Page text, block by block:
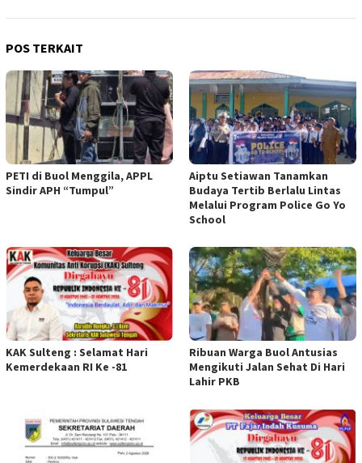
POS TERKAIT
PETI di Buol Menggila, APPL
Sindir APH “Tumpul”
Aiptu Setiawan Tanamkan
Budaya Tertib Berlalu Lintas
Melalui Program Police Go Yo
School
KAK Sulteng : Selamat Hari
Kemerdekaan RI Ke -81
Ribuan Warga Buol Antusias
Mengikuti Jalan Sehat Di Hari
Lahir PKB